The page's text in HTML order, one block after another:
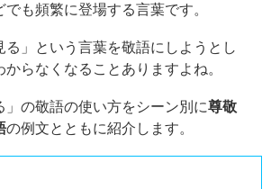
も頻繁に登場する言葉です。
る」という言葉を敬語にしようとし
らなくなることありますよね。
」の敬語の使い方をシーン別に尊敬
の例文とともに紹介します。